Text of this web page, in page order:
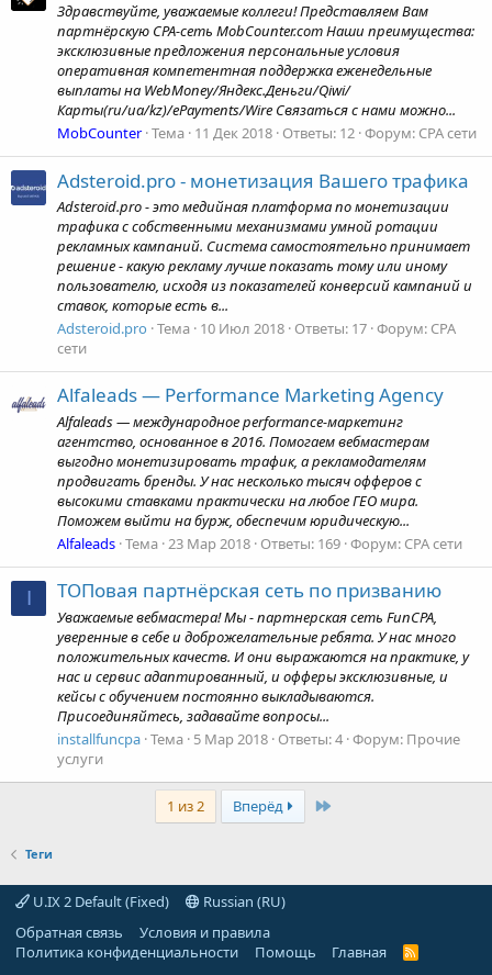
Здравствуйте, уважаемые коллеги! Представляем Вам
партнёрскую CPA-сеть MobCounter.com Наши преимущества:
эксклюзивные предложения персональные условия
оперативная компетентная поддержка еженедельные
выплаты на WebMoney/Яндекс.Деньги/Qiwi/
Карты(ru/ua/kz)/ePayments/Wire Связаться с нами можно...
MobCounter Тема 11 Дек 2018 Ответы: 12 Форум: CPA сети
Adsteroid.pro - монетизация Вашего трафика
Adsteroid.pro - это медийная платформа по монетизации
трафика с собственными механизмами умной ротации
рекламных кампаний. Система самостоятельно принимает
решение - какую рекламу лучше показать тому или иному
пользователю, исходя из показателей конверсий кампаний и
ставок, которые есть в...
Adsteroid.pro Тема 10 Июл 2018 Ответы: 17 Форум: CPA
сети
Alfaleads — Performance Marketing Agency
Alfaleads — международное performance-маркетинг
агентство, основанное в 2016. Помогаем вебмастерам
выгодно монетизировать трафик, а рекламодателям
продвигать бренды. У нас несколько тысяч офферов с
высокими ставками практически на любое ГЕО мира.
Поможем выйти на бурж, обеспечим юридическую...
Alfaleads Тема 23 Мар 2018 Ответы: 169 Форум: CPA сети
I ТОПовая партнёрская сеть по призванию
Уважаемые вебмастера! Мы - партнерская сеть FunCPA,
уверенные в себе и доброжелательные ребята. У нас много
положительных качеств. И они выражаются на практике, у
нас и сервис адаптированный, и офферы эксклюзивные, и
кейсы с обучением постоянно выкладываются.
Присоединяйтесь, задавайте вопросы...
installfuncpa Тема 5 Мар 2018 Ответы: 4 Форум: Прочие
услуги
1 из 2 Вперёд Last
Теги
U.IX 2 Default (Fixed)
Russian (RU)
Обратная связь
Условия и правила
Политика конфиденциальности
Помощь Главная
R